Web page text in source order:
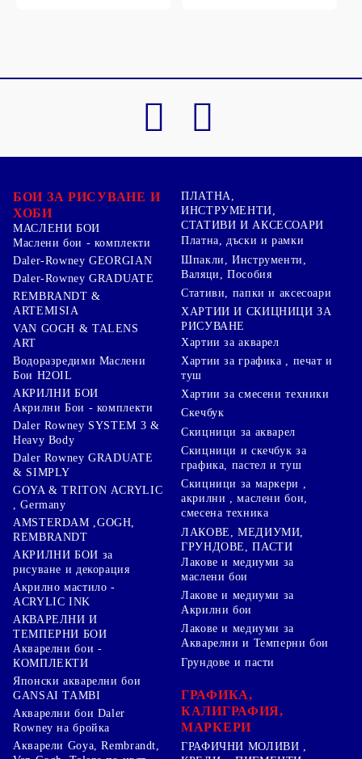
БОИ ЗА РИСУВАНЕ И
ХОБИ
МАСЛЕНИ БОИ
Маслени бои - комплекти
Daler-Rowney GEORGIAN
Daler-Rowney GRADUATE
REMBRANDT &
ARTEMISIA
VAN GOGH & TALENS
ART
Водоразредими Маслени
Бои H2OIL
АКРИЛНИ БОИ
Акрилни Бои - комплекти
Daler Rowney SYSTEM 3 &
Heavy Body
Daler Rowney GRADUATE
& SIMPLY
GOYA & TRITON АCRYLIC
, Germany
AMSTERDAM ,GOGH,
REMBRANDT
АКРИЛНИ БОИ за
рисуване и декорация
Акрилно мастило -
ACRYLIC INK
АКВАРЕЛНИ И
ТЕМПЕРНИ БОИ
Акварелни бои -
КОМПЛЕКТИ
Японски акварелни бои
GANSAI TAMBI
Акварелни бои Daler
Rowney на бройка
Акварели Goya, Rembrandt,
ПЛАТНА,
ИНСТРУМЕНТИ,
СТАТИВИ И АКСЕСОАРИ
Платна, дъски и рамки
Шпакли, Инструменти,
Валяци, Пособия
Стативи, папки и аксесоари
ХАРТИИ И СКИЦНИЦИ ЗА
РИСУВАНЕ
Хартии за акварел
Хартии за графика , печат и
туш
Хартии за смесени техники
Скечбук
Скицници за акварел
Скицници и скечбук за
графика, пастел и туш
Скицници за маркери ,
акрилни , маслени бои,
смесена техника
ЛАКОВЕ, МЕДИУМИ,
ГРУНДОВЕ, ПАСТИ
Лакове и медиуми за
маслени бои
Лакове и медиуми за
Акрилни бои
Лакове и медиуми за
Акварелни и Темперни бои
Грундове и пасти
ГРАФИКА,
КАЛИГРАФИЯ,
МАРКЕРИ
ГРАФИЧНИ МОЛИВИ ,